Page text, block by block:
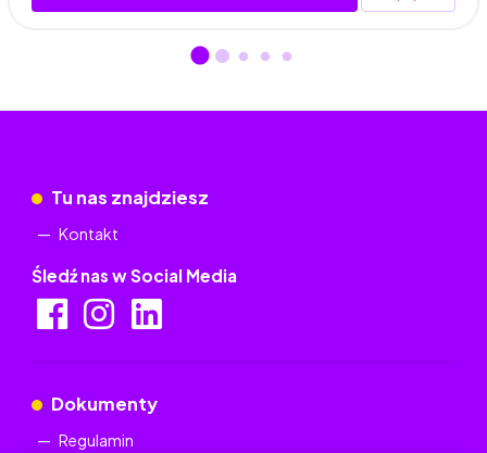
Tu nas znajdziesz
Kontakt
Śledź nas w Social Media
Dokumenty
Regulamin